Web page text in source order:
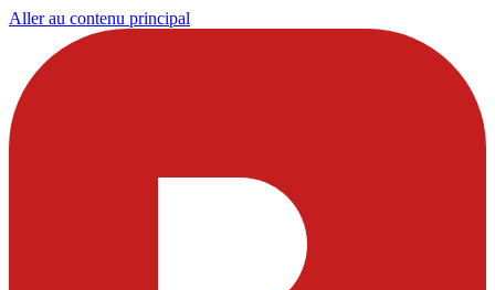
Aller au contenu principal